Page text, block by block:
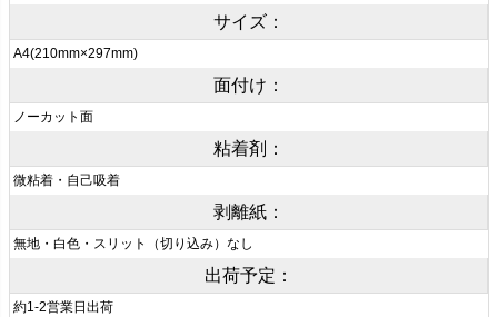
サイズ：
A4(210mm×297mm)
面付け：
ノーカット面
粘着剤：
微粘着・自己吸着
剥離紙：
無地・白色・スリット（切り込み）なし
出荷予定：
約1-2営業日出荷